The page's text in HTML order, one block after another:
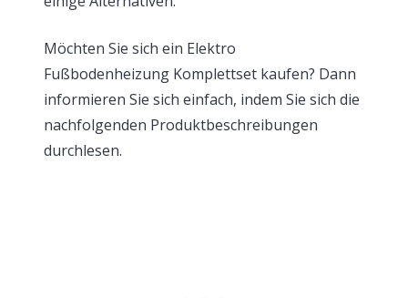
Möchten Sie sich ein Elektro
Fußbodenheizung Komplettset kaufen? Dann
informieren Sie sich einfach, indem Sie sich die
nachfolgenden Produktbeschreibungen
durchlesen.